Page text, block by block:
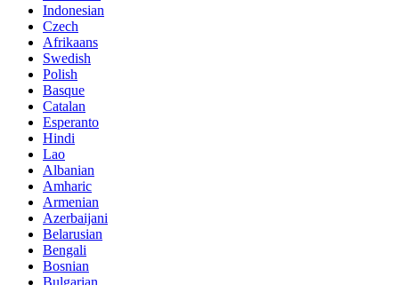
Indonesian
Czech
Afrikaans
Swedish
Polish
Basque
Catalan
Esperanto
Hindi
Lao
Albanian
Amharic
Armenian
Azerbaijani
Belarusian
Bengali
Bosnian
Bulgarian